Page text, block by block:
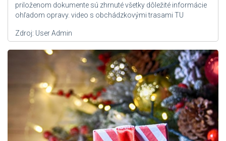
priloženom dokumente sú zhrnuté všetky dôležité informácie
ohľadom opravy. video s obchádzkovými trasami TU
Zdroj: User Admin